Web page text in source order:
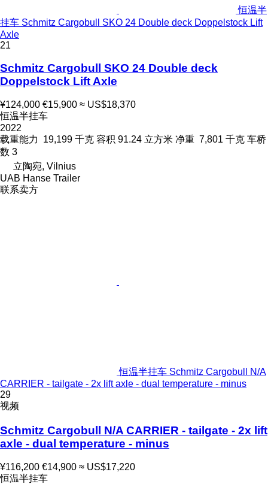
恒温半
挂车 Schmitz Cargobull SKO 24 Double deck Doppelstock Lift
Axle
21
Schmitz Cargobull SKO 24 Double deck
Doppelstock Lift Axle
¥124,000 €15,900 ≈ US$18,370
恒温半挂车
2022
载重能力
19,199 千克 容积 91.24 立方米 净重 7,801 千克 车桥
数 3
立陶宛, Vilnius
UAB Hanse Trailer
联系卖方
恒温半挂车 Schmitz Cargobull N/A
CARRIER - tailgate - 2x lift axle - dual temperature - minus
29
视频
Schmitz Cargobull N/A CARRIER - tailgate - 2x lift
axle - dual temperature - minus
¥116,200 €14,900 ≈ US$17,220
恒温半挂车